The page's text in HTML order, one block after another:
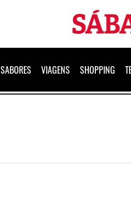
Sábado
SABORES VIAGENS SHOPPING